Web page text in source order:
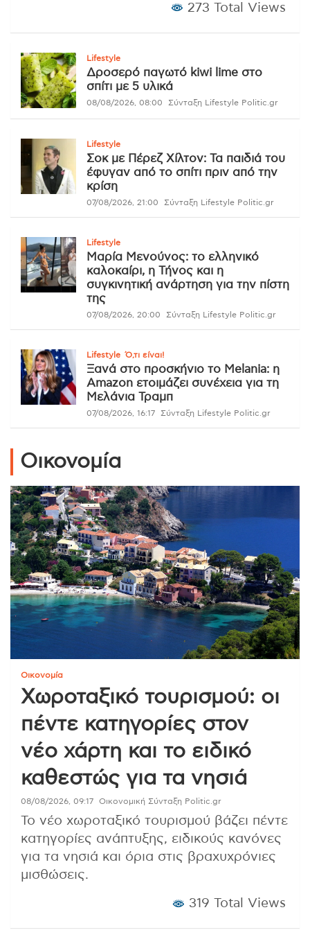
273 Total Views
Lifestyle
Δροσερό παγωτό kiwi lime στο
σπίτι με 5 υλικά
08/08/2026, 08:00 Σύνταξη Lifestyle Politic.gr
Lifestyle
Σοκ με Πέρεζ Χίλτον: Τα παιδιά του
έφυγαν από το σπίτι πριν από την
κρίση
07/08/2026, 21:00 Σύνταξη Lifestyle Politic.gr
Lifestyle
Μαρία Μενούνος: το ελληνικό
καλοκαίρι, η Τήνος και η
συγκινητική ανάρτηση για την πίστη
της
07/08/2026, 20:00 Σύνταξη Lifestyle Politic.gr
Lifestyle Ό,τι είναι!
Ξανά στο προσκήνιο το Melania: η
Amazon ετοιμάζει συνέχεια για τη
Μελάνια Τραμπ
07/08/2026, 16:17 Σύνταξη Lifestyle Politic.gr
Οικονομία
Οικονομία
Χωροταξικό τουρισμού: οι
πέντε κατηγορίες στον
νέο χάρτη και το ειδικό
καθεστώς για τα νησιά
08/08/2026, 09:17 Οικονομική Σύνταξη Politic.gr
Το νέο χωροταξικό τουρισμού βάζει πέντε
κατηγορίες ανάπτυξης, ειδικούς κανόνες
για τα νησιά και όρια στις βραχυχρόνιες
μισθώσεις.
319 Total Views